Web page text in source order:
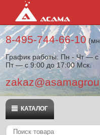
8-495-744-66-10
График работы: Пн - Чт — с
Пт — с 9:00 до 17:00 Мск.
КАТАЛОГ